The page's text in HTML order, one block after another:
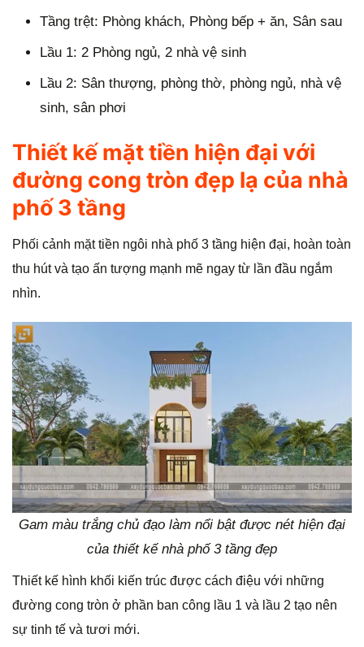
Tầng trệt: Phòng khách, Phòng bếp + ăn, Sân sau
Lầu 1: 2 Phòng ngủ, 2 nhà vệ sinh
Lầu 2: Sân thượng, phòng thờ, phòng ngủ, nhà vệ
sinh, sân phơi
Thiết kế mặt tiền hiện đại với
đường cong tròn đẹp lạ của nhà
phố 3 tầng
Phối cảnh mặt tiền ngôi nhà phố 3 tầng hiện đại, hoàn toàn
thu hút và tạo ấn tượng mạnh mẽ ngay từ lần đầu ngắm
nhìn.
Gam màu trắng chủ đạo làm nổi bật được nét hiện đại
của thiết kế nhà phố 3 tầng đẹp
Thiết kế hình khối kiến trúc được cách điệu với những
đường cong tròn ở phần ban công lầu 1 và lầu 2 tạo nên
sự tinh tế và tươi mới.